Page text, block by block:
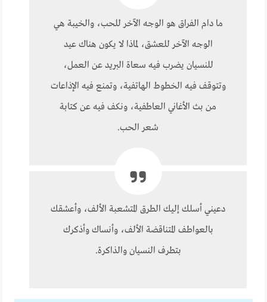
ما دام الفراق هو الوجه الآخر للحب، والخيبة هي
الوجه الآخر للعشق، لماذا لا يكون هناك عيد
للنسيان يضرب فيه سعاة البريد عن العمل،
وتتوقف فيه الخطوط الهاتفية، وتمنع فيه الإذاعات
من بث الأغاني العاطفية، ونكف فيه عن كتابة
شعر الحب.
دعيني أسلك إليك الطرق المتشعبة الألف، وأعشقك
بالعواطف المتناقضة الألف، وأنساك وأذكرك
بتطرف النسيان والذاكرة.